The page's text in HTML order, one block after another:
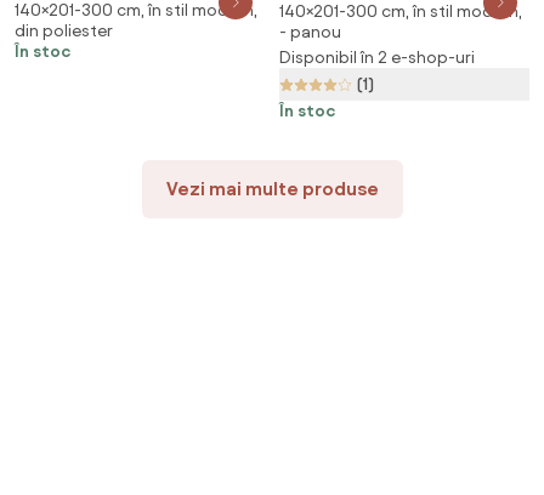
140x250 cm, albastru marin
Agatat: Inele metalice
140×201-300 cm, în stil modern,
din poliester
În stoc
140x250 cm Agatat: Inele
metalice
140×201-300 cm, în stil modern,
- panou
Disponibil în 2 e-shop-uri
(1)
În stoc
Vezi mai multe produse